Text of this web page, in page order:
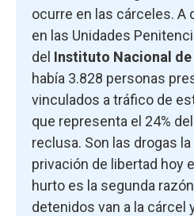
ocurre en las cárceles. A
en las Unidades
del Instituto Nacional
había 3.828 personas
vinculados a tráfico de
que representa el 24%
reclusa. Son las drogas
privación de libertad hoy
hurto es la segunda
detenidos van a la cárcel